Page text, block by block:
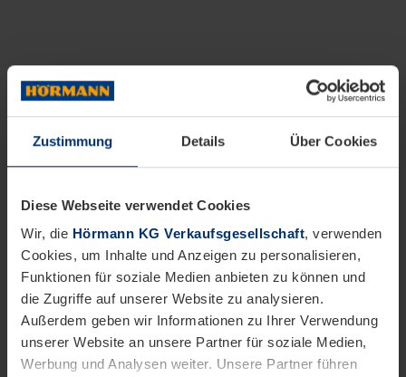
Zustimmung Details Über Cookies
Diese Webseite verwendet Cookies
Wir, die Hörmann KG Verkaufsgesellschaft, verwenden
Cookies, um Inhalte und Anzeigen zu personalisieren,
Funktionen für soziale Medien anbieten zu können und
die Zugriffe auf unserer Website zu analysieren.
Außerdem geben wir Informationen zu Ihrer Verwendung
unserer Website an unsere Partner für soziale Medien,
Werbung und Analysen weiter. Unsere Partner führen